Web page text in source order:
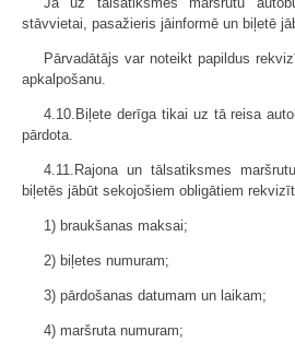
stāvvietai, pasažieris jāinformē un biļetē
Pārvadātājs var noteikt papildus
apkalpošanu.
4.10.Biļete derīga tikai uz tā reisa
pārdota.
4.11.Rajona un tālsatiksmes
biļetēs jābūt sekojošiem obligātiem
1) braukšanas maksai;
2) biļetes numuram;
3) pārdošanas datumam un laikam;
4) maršruta numuram;